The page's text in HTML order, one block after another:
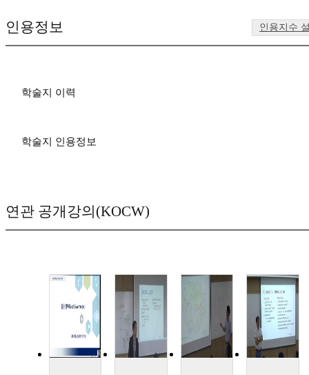
인용정보 인용지수
학술지 이력
학술지 인용정보
연관 공개강의(KOCW)